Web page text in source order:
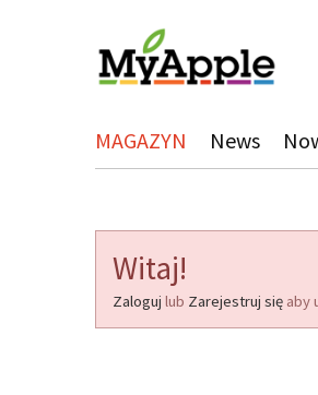
MAGAZYN News
Witaj!
Zaloguj lub Zarejestruj się aby